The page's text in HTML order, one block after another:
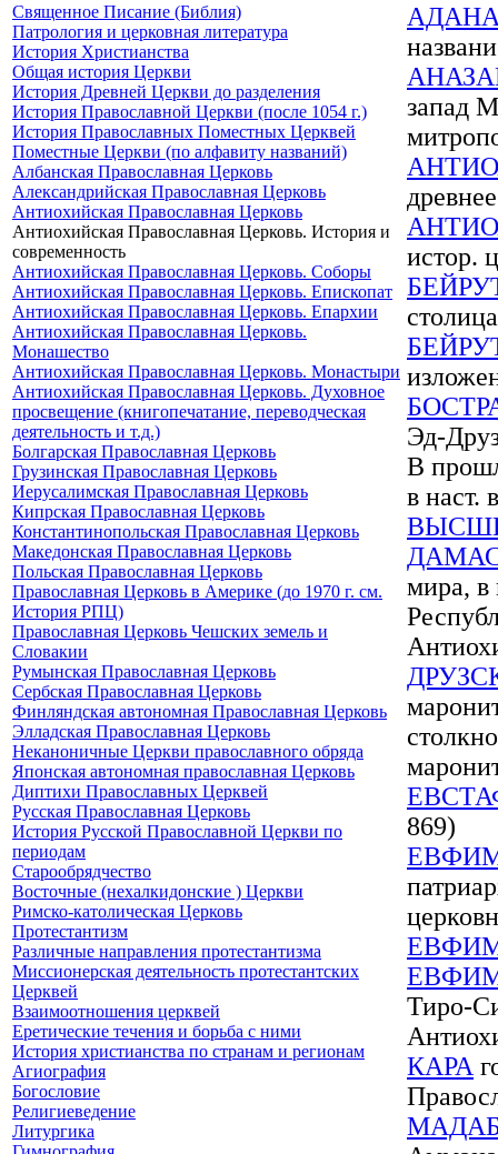
Священное Писание (Библия)
Патрология и церковная литература
История Христианства
Общая история Церкви
История Древней Церкви до разделения
История Православной Церкви (после 1054 г.)
История Православных Поместных Церквей
Поместные Церкви (по алфавиту названий)
Албанская Православная Церковь
Александрийская Православная Церковь
Антиохийская Православная Церковь
Антиохийская Православная Церковь. История и
современность
Антиохийская Православная Церковь. Соборы
Антиохийская Православная Церковь. Епископат
Антиохийская Православная Церковь. Епархии
Антиохийская Православная Церковь.
Монашество
Антиохийская Православная Церковь. Монастыри
Антиохийская Православная Церковь. Духовное
просвещение (книгопечатание, переводческая
деятельность и т.д.)
Болгарская Православная Церковь
Грузинская Православная Церковь
Иерусалимская Православная Церковь
Кипрская Православная Церковь
Константинопольская Православная Церковь
Македонская Православная Церковь
Польская Православная Церковь
Православная Церковь в Америке (до 1970 г. см.
История РПЦ)
Православная Церковь Чешских земель и
Словакии
Румынская Православная Церковь
Сербская Православная Церковь
Финляндская автономная Православная Церковь
Элладская Православная Церковь
Неканоничные Церкви православного обряда
Японская автономная православная Церковь
Диптихи Православных Церквей
Русская Православная Церковь
История Русской Православной Церкви по
периодам
Старообрядчество
Восточные (нехалкидонские ) Церкви
Римско-католическая Церковь
Протестантизм
Различные направления протестантизма
Миссионерская деятельность протестантских
Церквей
Взаимоотношения церквей
Еретические течения и борьба с ними
История христианства по странам и регионам
Агиография
Богословие
Религиеведение
Литургика
запад
истор.
Эд-
В
в наст.
мира, в
869)
Тиро-
КАРА